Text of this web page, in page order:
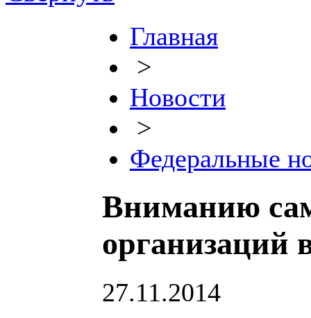
Главная
>
Новости
>
Федеральные
Вниманию
организаций
27.11.2014